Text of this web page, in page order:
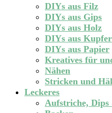
DIYs aus Filz
DIYs aus Gips
DIYs aus Holz
DIYs aus Kupfer
DIYs aus Papier
Kreatives für
Nähen
Stricken und
Leckeres
Aufstriche,